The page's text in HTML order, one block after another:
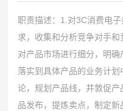
职责描述：1.对3C消费电
求，收集和分析竞争对手和
对产品市场进行细分，明
落实到具体产品的业务计
论，规划产品线，并敦促
品发布，提炼卖点，制定